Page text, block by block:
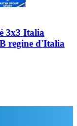
3x3 Italia
regine d'Italia